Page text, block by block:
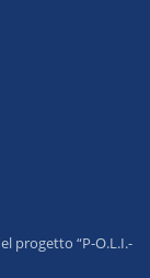
progetto “P-O.L.I.-